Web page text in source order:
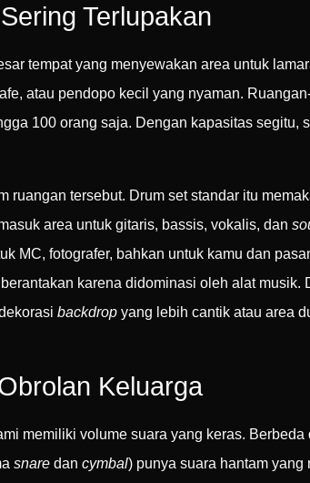
Terlupakan
tempat yang menyewakan area untuk
atau pendopo kecil yang nyaman.
100 orang saja. Dengan kapasitas segitu,
tersebut. Drum set standar itu
area untuk gitaris, bassis, vokalis, dan
MC, fotografer, bahkan untuk kamu dan
karena didominasi oleh alat musik.
backdrop yang lebih cantik atau area
Keluarga
memiliki volume suara yang keras. Berbeda
snare dan cymbal) punya suara hantam yang